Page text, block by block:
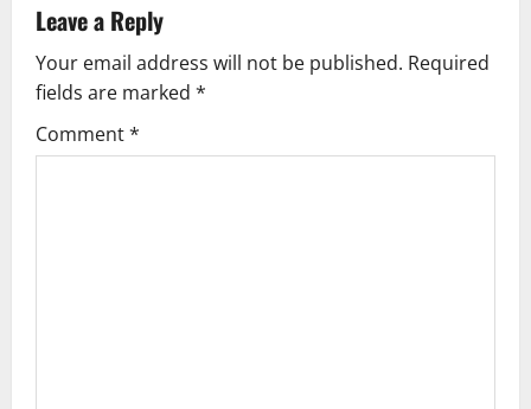
v
i
g
Leave a Reply
Your email address will not be published. Required
fields are marked *
Comment*